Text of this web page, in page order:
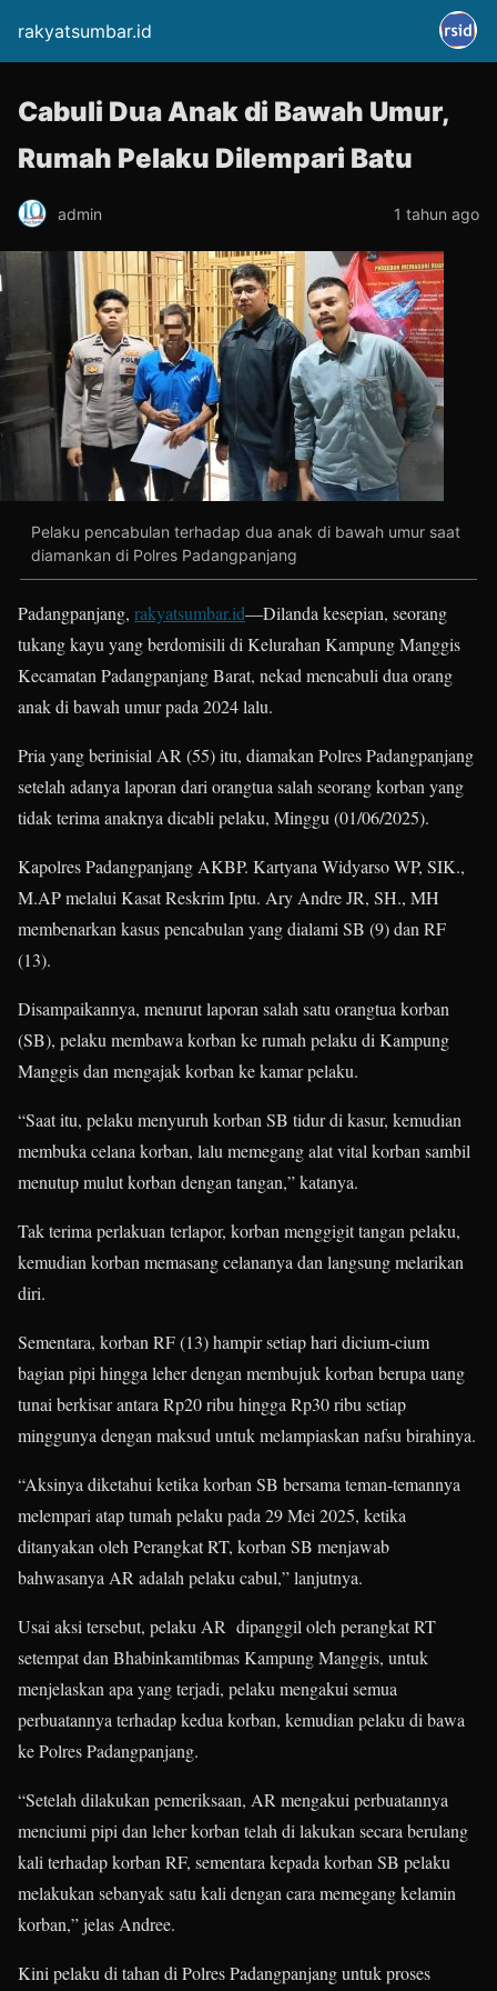
rakyatsumbar.id
Cabuli Dua Anak di Bawah Umur,
Rumah Pelaku Dilempari Batu
admin 1 tahun ago
Pelaku pencabulan terhadap dua anak di bawah umur saat
diamankan di Polres Padangpanjang
Padangpanjang, rakyatsumbar.id—Dilanda kesepian, seorang
tukang kayu yang berdomisili di Kelurahan Kampung Manggis
Kecamatan Padangpanjang Barat, nekad mencabuli dua orang
anak di bawah umur pada 2024 lalu.
Pria yang berinisial AR (55) itu, diamakan Polres Padangpanjang
setelah adanya laporan dari orangtua salah seorang korban yang
tidak terima anaknya dicabli pelaku, Minggu (01/06/2025).
Kapolres Padangpanjang AKBP. Kartyana Widyarso WP, SIK.,
M.AP melalui Kasat Reskrim Iptu. Ary Andre JR, SH., MH
membenarkan kasus pencabulan yang dialami SB (9) dan RF
(13).
Disampaikannya, menurut laporan salah satu orangtua korban
(SB), pelaku membawa korban ke rumah pelaku di Kampung
Manggis dan mengajak korban ke kamar pelaku.
“Saat itu, pelaku menyuruh korban SB tidur di kasur, kemudian
membuka celana korban, lalu memegang alat vital korban sambil
menutup mulut korban dengan tangan,” katanya.
Tak terima perlakuan terlapor, korban menggigit tangan pelaku,
kemudian korban memasang celananya dan langsung melarikan
diri.
Sementara, korban RF (13) hampir setiap hari dicium-cium
bagian pipi hingga leher dengan membujuk korban berupa uang
tunai berkisar antara Rp20 ribu hingga Rp30 ribu setiap
minggunya dengan maksud untuk melampiaskan nafsu birahinya.
“Aksinya diketahui ketika korban SB bersama teman-temannya
melempari atap tumah pelaku pada 29 Mei 2025, ketika
ditanyakan oleh Perangkat RT, korban SB menjawab
bahwasanya AR adalah pelaku cabul,” lanjutnya.
Usai aksi tersebut, pelaku AR dipanggil oleh perangkat RT
setempat dan Bhabinkamtibmas Kampung Manggis, untuk
menjelaskan apa yang terjadi, pelaku mengakui semua
perbuatannya terhadap kedua korban, kemudian pelaku di bawa
ke Polres Padangpanjang.
“Setelah dilakukan pemeriksaan, AR mengakui perbuatannya
menciumi pipi dan leher korban telah di lakukan secara berulang
kali terhadap korban RF, sementara kepada korban SB pelaku
melakukan sebanyak satu kali dengan cara memegang kelamin
korban,” jelas Andree.
Kini pelaku di tahan di Polres Padangpanjang untuk proses